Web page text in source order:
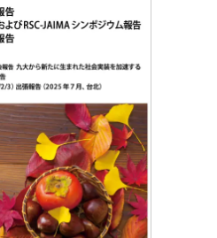
について
CONTENTS